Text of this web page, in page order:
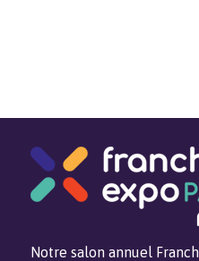
Notre salon annuel